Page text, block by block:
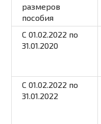
размеров
пособия
С 01.02.2022 по
31.01.2020
С 01.02.2022 по
31.01.2022